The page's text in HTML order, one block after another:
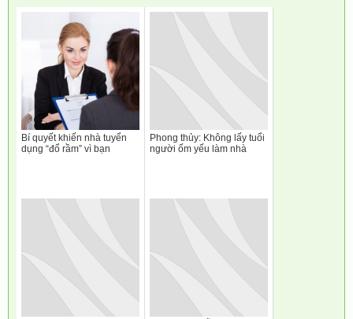
Bí quyết khiến nhà tuyển
dụng “đổ rầm” vì bạn
Phong thủy: Không lấy tuổi
người ốm yếu làm nhà